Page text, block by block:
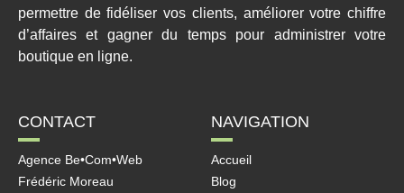
permettre de fidéliser vos clients, améliorer votre chiffre
d’affaires et gagner du temps pour administrer votre
boutique en ligne.
CONTACT
Agence Be•Com•Web
Frédéric Moreau
NAVIGATION
Accueil
Blog